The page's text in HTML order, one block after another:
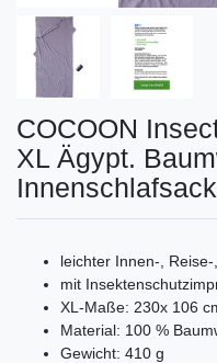
COCOON
XL Ägypt.
leichter Innen-,
mit
XL-Maße: 230x 106
Material: 100 %
Gewicht: 410 g